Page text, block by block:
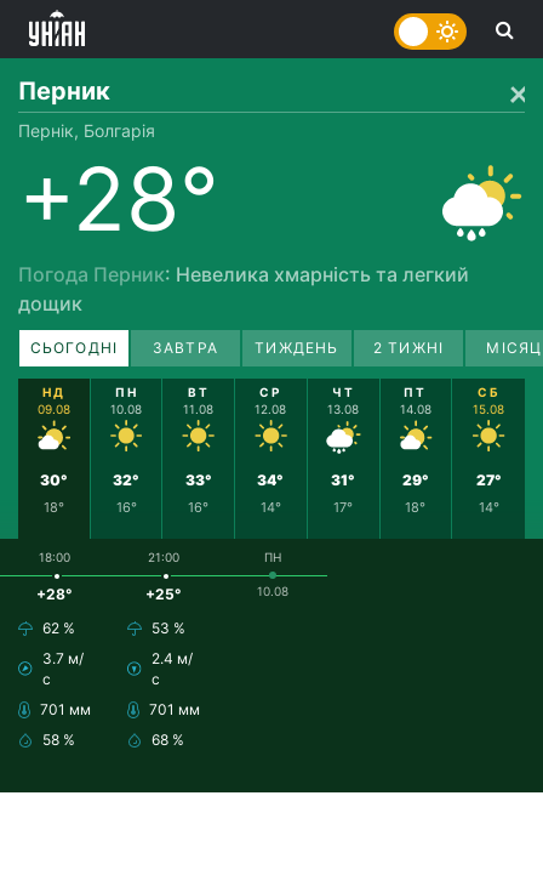
Перник
Пернік, Болгарія
+28°
Погода Перник: Невелика хмарність та легкий
дощик
СЬОГОДНІ ЗАВТРА ТИЖДЕНЬ 2 ТИЖНІ
НД
09.08
30°
18°
ПН
10.08
32°
16°
ВТ
11.08
33°
16°
СР
12.08
34°
14°
ЧТ
13.08
31°
17°
ПТ
14.08
29°
18°
СБ
15.08
27°
14°
18:00
+28°
62 %
3.7 м/
с
701 мм
58 %
21:00
+25°
53 %
2.4 м/
с
701 мм
68 %
ПН
10.08